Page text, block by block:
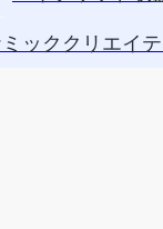
ッククリエイ